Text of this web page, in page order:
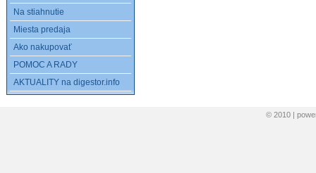
Na stiahnutie
Miesta predaja
Ako nakupovať
POMOC A RADY
AKTUALITY na digestor.info
© 2010 |